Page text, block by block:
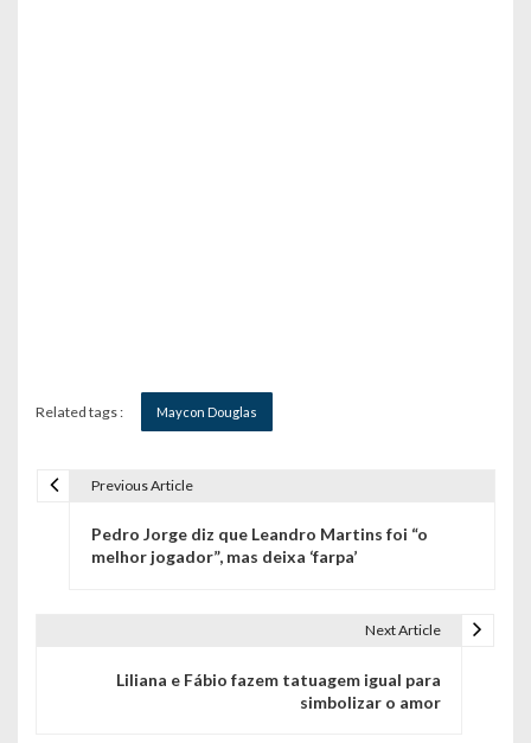
Related tags : Maycon Douglas
Previous Article
Pedro Jorge diz que Leandro Martins foi “o
melhor jogador”, mas deixa ‘farpa’
Next Article
Liliana e Fábio fazem tatuagem igual para
simbolizar o amor